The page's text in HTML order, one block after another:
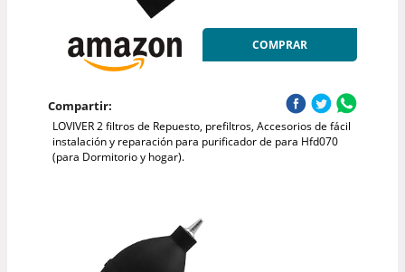
COMPRAR
Compartir:
LOVIVER 2 filtros de Repuesto, prefiltros, Accesorios de fácil
instalación y reparación para purificador de para Hfd070
(para Dormitorio y hogar).